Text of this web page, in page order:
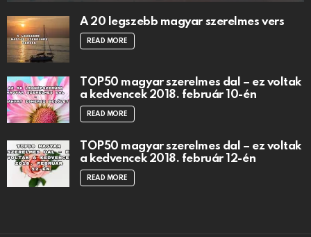
A 20 legszebb magyar szerelmes vers
READ MORE
TOP50 magyar szerelmes dal – ez voltak
a kedvencek 2018. február 10-én
READ MORE
TOP50 magyar szerelmes dal – ez voltak
a kedvencek 2018. február 12-én
READ MORE